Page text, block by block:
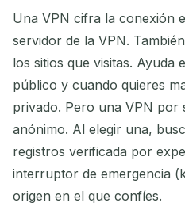
Una VPN cifra la conexión
servidor de la VPN.
los sitios que visitas. Ayuda
público y cuando quieres
privado. Pero una VPN por
anónimo. Al elegir una,
registros verificada por
interruptor de emergencia
origen en el que confíes.